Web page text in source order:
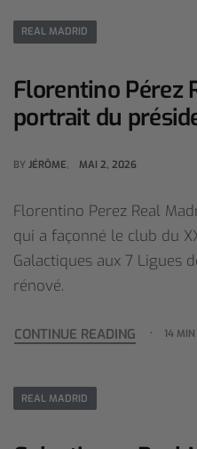
REAL MADRID
Florentino Pérez
portrait du
BY JÉRÔME MAI 2, 2026
Florentino Perez Real
qui a façonné le club du
Galactiques aux 7 Ligues
rénové.
CONTINUE READING 14
REAL MADRID